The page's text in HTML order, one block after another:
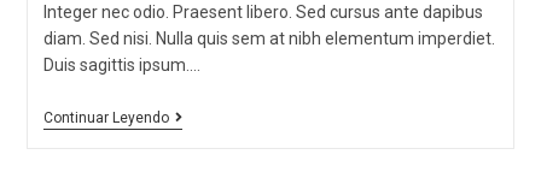
Integer nec odio. Praesent libero. Sed cursus ante dapibus
diam. Sed nisi. Nulla quis sem at nibh elementum imperdiet.
Duis sagittis ipsum.…
Continuar Leyendo